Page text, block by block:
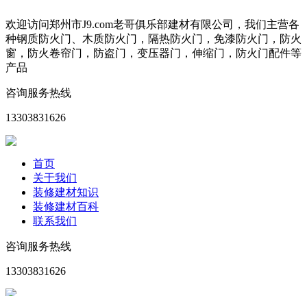
欢迎访问郑州市J9.com老哥俱乐部建材有限公司，我们主营各
种钢质防火门、木质防火门，隔热防火门，免漆防火门，防火
窗，防火卷帘门，防盗门，变压器门，伸缩门，防火门配件等
产品
咨询服务热线
13303831626
首页
关于我们
装修建材知识
装修建材百科
联系我们
咨询服务热线
13303831626